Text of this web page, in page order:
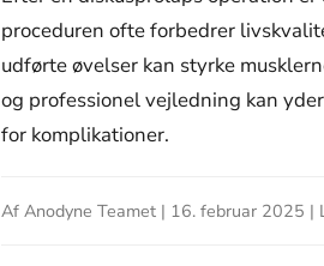
proceduren ofte forbedrer
udførte øvelser kan styrke
og professionel vejledning kan
for komplikationer.
Af Anodyne Teamet | 16. februar 2025 |